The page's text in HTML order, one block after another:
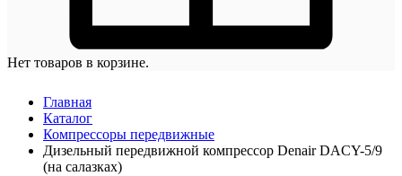
Нет товаров в корзине.
Главная
Каталог
Компрессоры передвижные
Дизельный передвижной компрессор Denair DACY-5/9
(на салазках)